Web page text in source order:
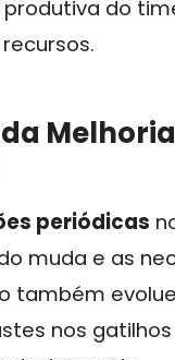
do
Melhoria
periódicas
muda e as
também
nos